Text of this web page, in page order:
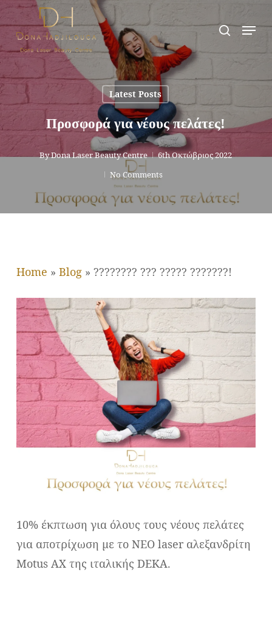
Skip
to
main
content
search
Menu
Latest Posts
Προσφορά για νέους πελάτες!
ByDona Laser Beauty Centre
6th Οκτώβριος 2022
No Comments
Home » Blog» ???????? ??? ????? ???????!
10% έκπτωση για όλους τους νέους πελάτες
για αποτρίχωση με το ΝΕΟ laser αλεξανδρίτη
Motus AX της ιταλικής DEKA.